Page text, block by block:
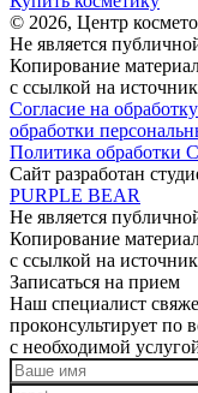
© 2026, Центр
Не является
Копирование
с ссылкой на
Согласие на
обработки
Политика обработки
Сайт разработан
PURPLE BEAR
Не является
Копирование
с ссылкой на
Записаться на прием
Наш специалист
проконсультирует по
с необходимой